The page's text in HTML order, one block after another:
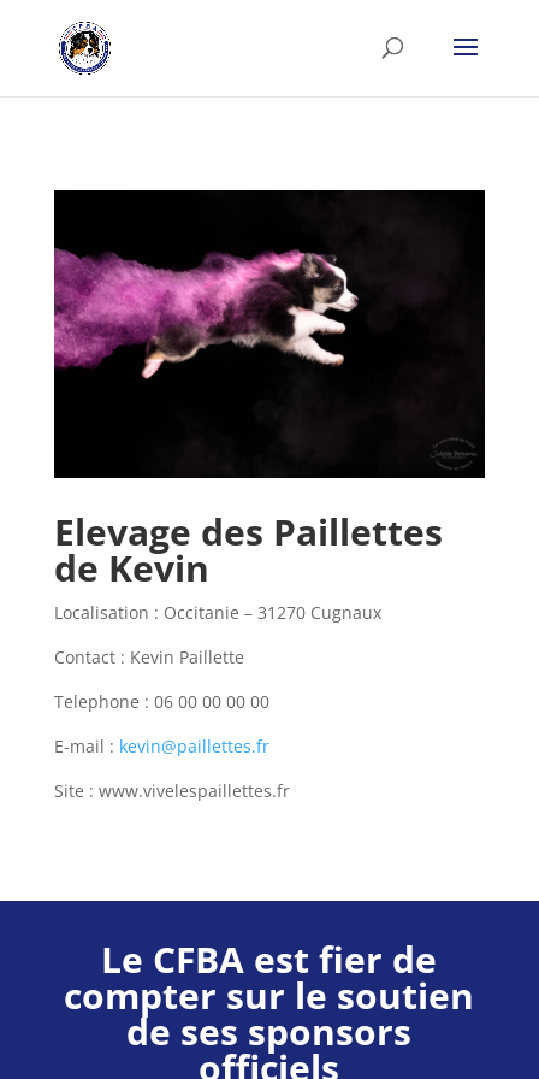
Elevage des Paillettes
de Kevin
Localisation : Occitanie – 31270 Cugnaux
Contact : Kevin Paillette
Telephone : 06 00 00 00 00
E-mail : kevin@paillettes.fr
Site : www.vivelespaillettes.fr
Le CFBA est fier de
compter sur le soutien
de ses sponsors
officiels